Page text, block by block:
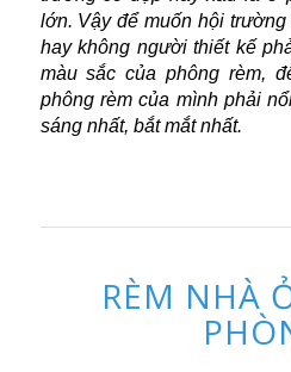
lớn. Vậy để muốn hội
hay không người thiết kế
màu sắc của phông rèm,
phông rèm của mình phải
sáng nhất, bắt mắt nhất.
RÈM NHÀ